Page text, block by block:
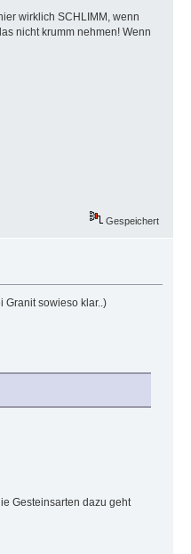
wirklich SCHLIMM, wenn
nicht krumm nehmen! Wenn
Gespeichert
sowieso klar..)
Gesteinsarten dazu geht